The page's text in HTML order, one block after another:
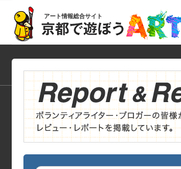
アート情報総合サイト